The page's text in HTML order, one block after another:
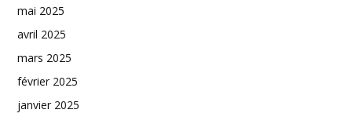
mai 2025
avril 2025
mars 2025
février 2025
janvier 2025